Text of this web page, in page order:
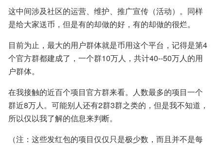
这中间涉及社区的运营、维护、推广宣传（活动）。同样
是给大家送币，但是有的却做的好，有的却做的很烂。
目前为止，最大的用户群体就是币用这个平台，记得是第4
个官方群都建成了，一个群10万人，共计40--50万人的用
户群体。
在我接触的近百个项目官方群来看。人数最多的项目一个
群近8万人。可能别人还有2群3群之类的，但是我不知道，
所以仅以我了解的信息来判断。
（注：这些发红包的项目仅仅只是极少数，而且并不是每